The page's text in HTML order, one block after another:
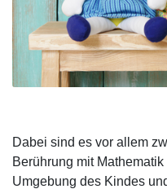
Dabei sind es vor allem
Berührung mit
Umgebung des Kindes